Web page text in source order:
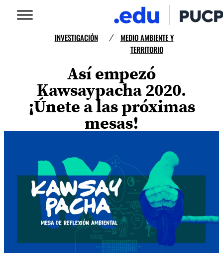
INVESTIGACIÓN /
MEDIO AMBIENTE Y
TERRITORIO
Así empezó
Kawsaypacha 2020.
¡Únete a las próximas
mesas!